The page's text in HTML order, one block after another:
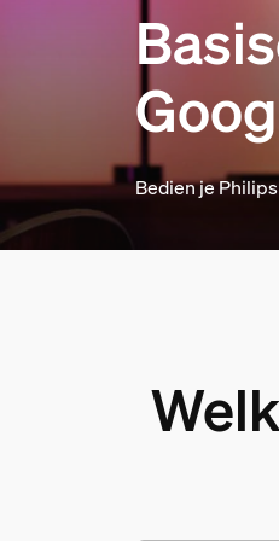
Bedien je